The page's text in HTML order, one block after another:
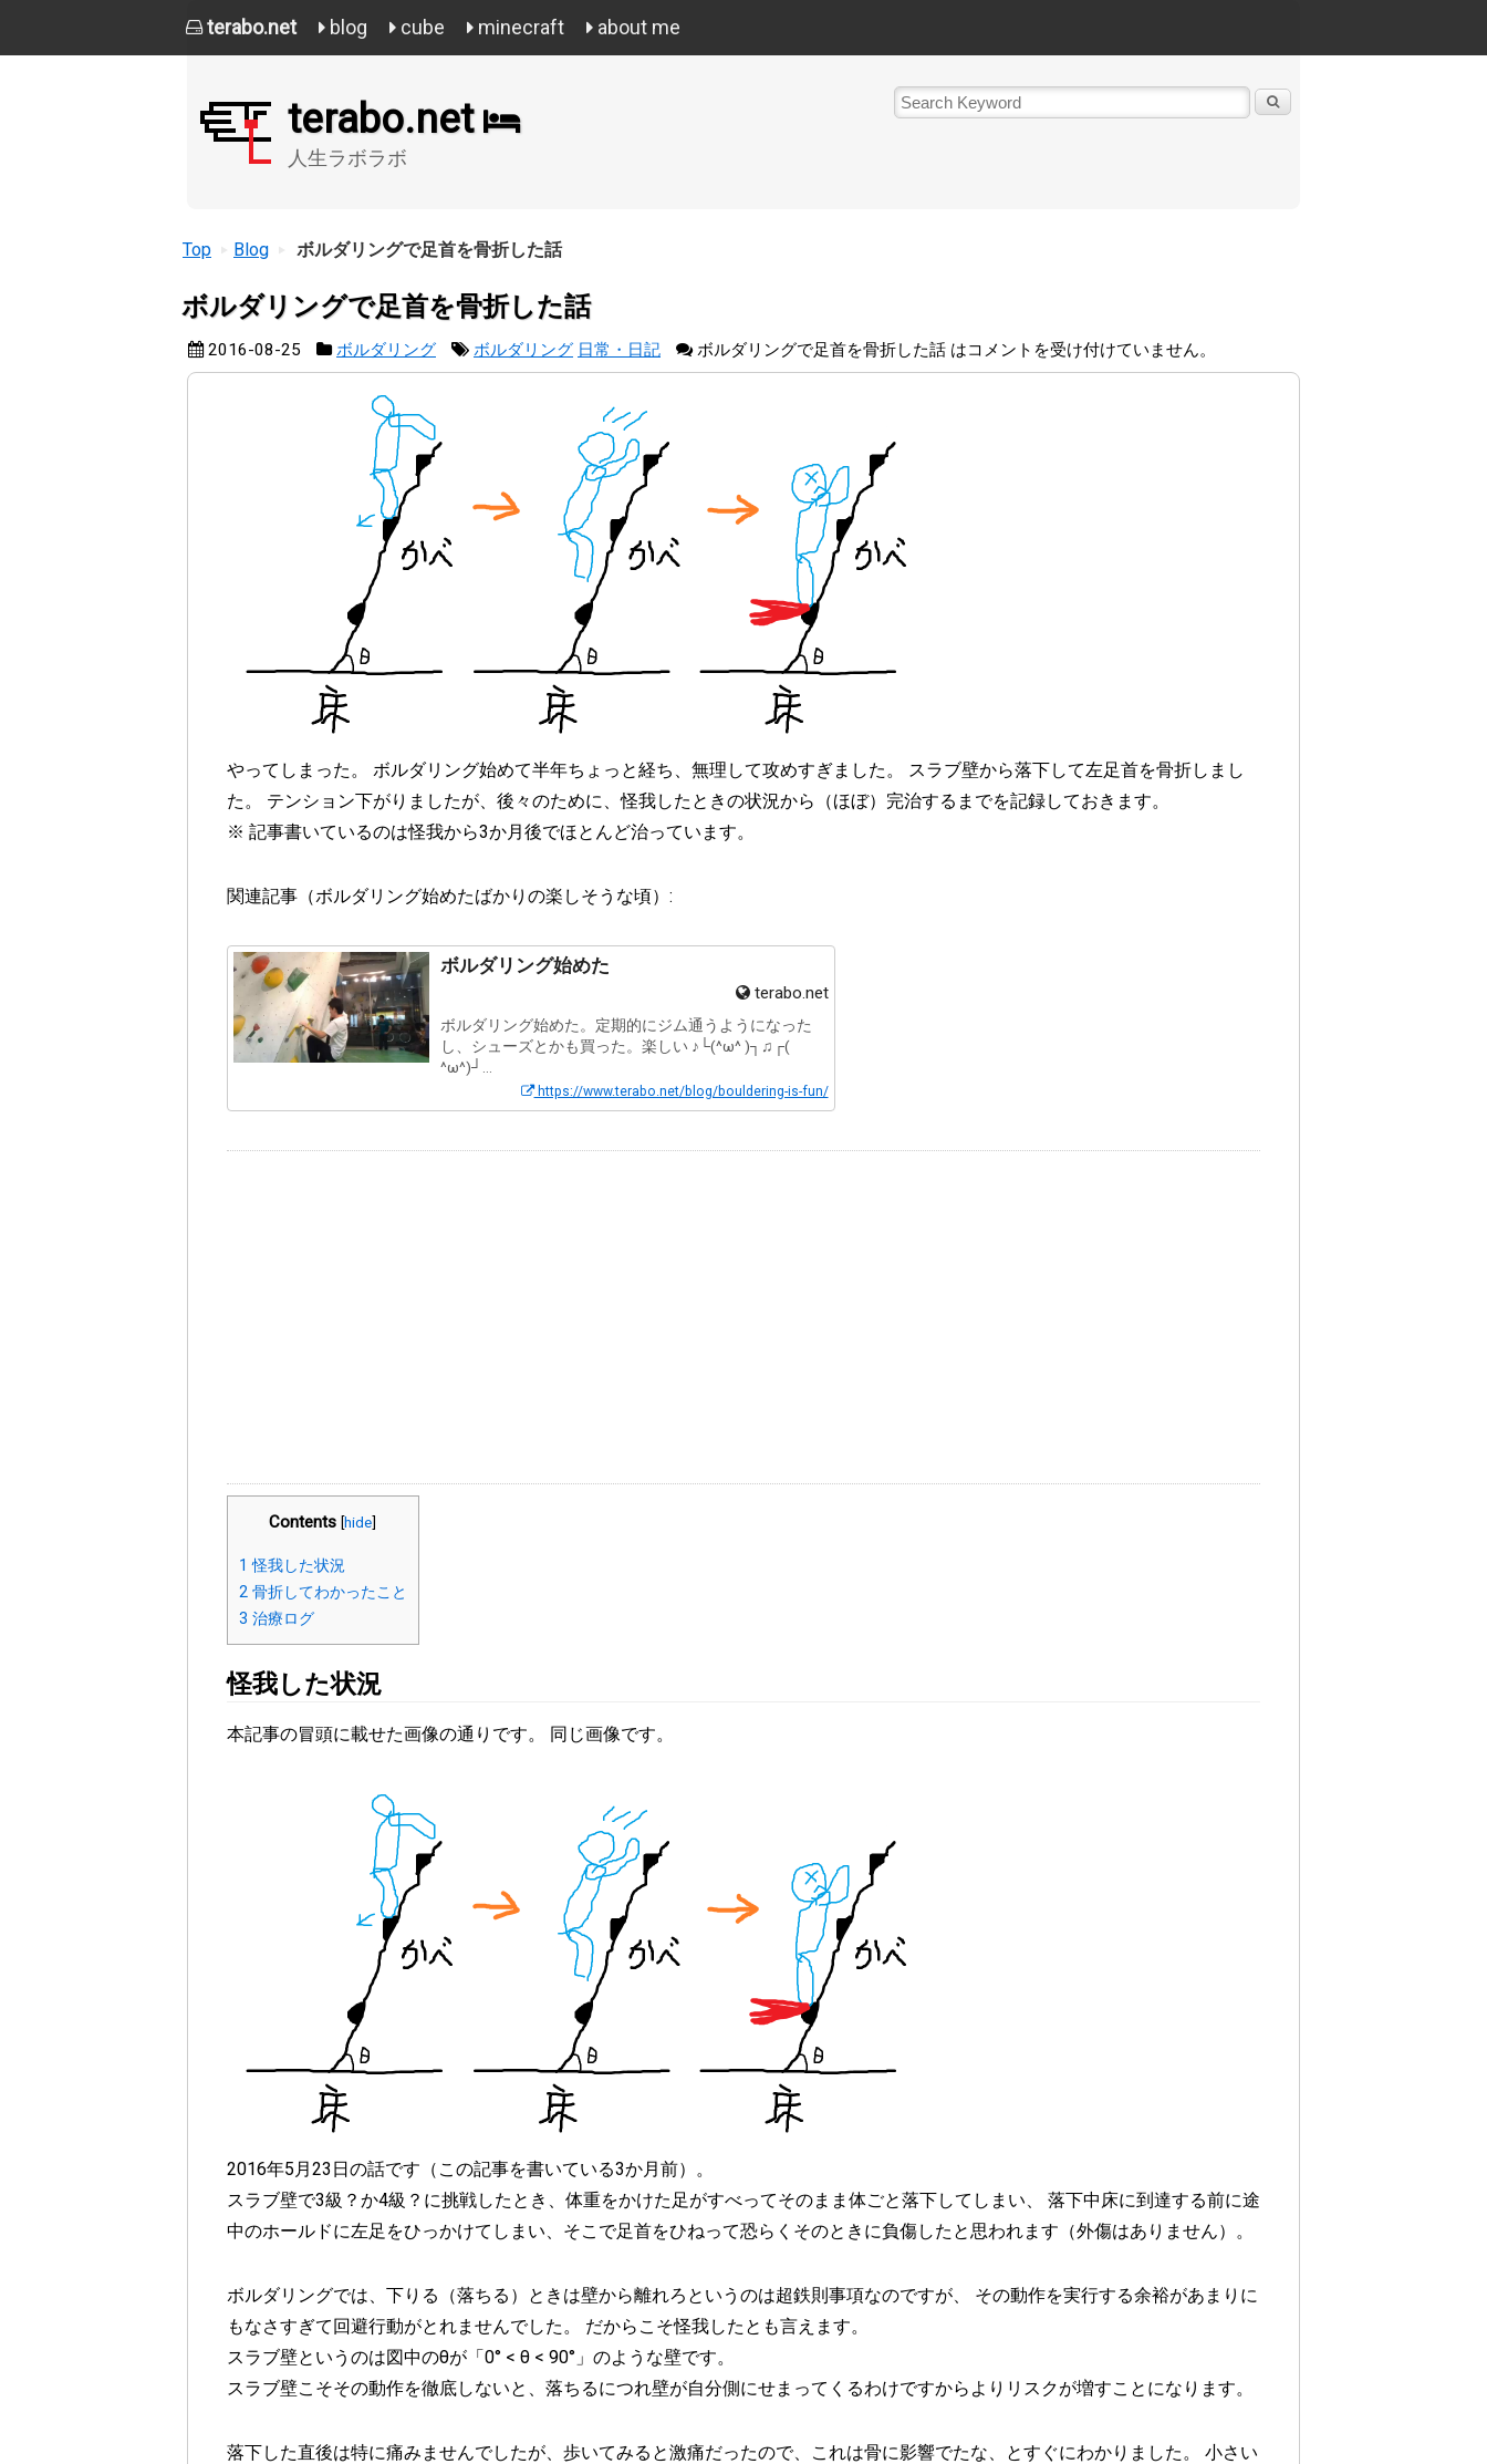
terabo.net blog cube minecraft about me
terabo.net
人生ラボラボ
Top Blog ボルダリングで足首を骨折した話
ボルダリングで足首を骨折した話
2016-08-25 ボルダリング ボルダリング 日常・日記 ボルダリングで足首を骨折した話 はコメントを受け付けていません。
やってしまった。 ボルダリング始めて半年ちょっと経ち、無理して攻めすぎました。 スラブ壁から落下して左足首を骨折しまし
た。 テンション下がりましたが、後々のために、怪我したときの状況から（ほぼ）完治するまでを記録しておきます。
※ 記事書いているのは怪我から3か月後でほとんど治っています。
関連記事（ボルダリング始めたばかりの楽しそうな頃）:
ボルダリング始めた
terabo.net
ボルダリング始めた。定期的にジム通うようになった
し、シューズとかも買った。楽しい ♪└(^ω^ )┐♫┌(
^ω^)┘...
https://www.terabo.net/blog/bouldering-is-fun/
Contents [hide]
1 怪我した状況
2骨折してわかったこと
3 治療ログ
怪我した状況
本記事の冒頭に載せた画像の通りです。 同じ画像です。
2016年5月23日の話です（この記事を書いている3か月前）。
スラブ壁で3級？か4級？に挑戦したとき、体重をかけた足がすべってそのまま体ごと落下してしまい、 落下中床に到達する前に途
中のホールドに左足をひっかけてしまい、そこで足首をひねって恐らくそのときに負傷したと思われます（外傷はありません）。
ボルダリングでは、下りる（落ちる）ときは壁から離れろというのは超鉄則事項なのですが、 その動作を実行する余裕があまりに
もなさすぎて回避行動がとれませんでした。 だからこそ怪我したとも言えます。
スラブ壁というのは図中のθが「0° < θ < 90°」のような壁です。
スラブ壁こそその動作を徹底しないと、落ちるにつれ壁が自分側にせまってくるわけですからよりリスクが増すことになります。
落下した直後は特に痛みませんでしたが、歩いてみると激痛だったので、これは骨に影響でたな、とすぐにわかりました。 小さい